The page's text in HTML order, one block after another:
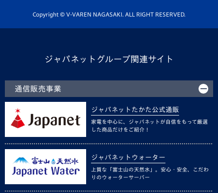
ホームタウン活動
Copyright © V-VAREN NAGASAKI. ALL RIGHT RESERVED.
ジャパネットグループ関連サイト
通信販売事業
ジャパネットたかた公式通販
家電を中心に、ジャパネットが自信をもって厳選
した商品だけをご紹介！
ジャパネットウォーター
上質な「富士山の天然水」。安心・安全、こだわ
りのウォーターサーバー